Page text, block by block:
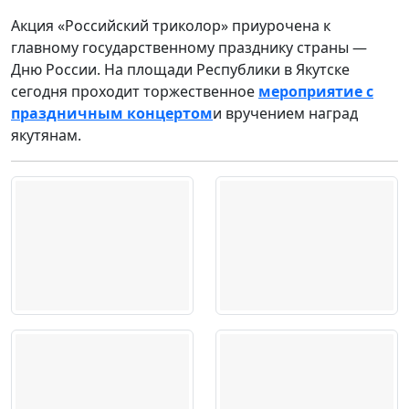
Акция «Российский триколор» приурочена к
главному государственному празднику страны —
Дню России. На площади Республики в Якутске
сегодня проходит торжественное мероприятие с
праздничным концертоми вручением наград
якутянам.